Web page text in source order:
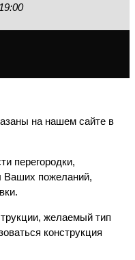
на нашем сайте в
перегородки,
Ваших пожеланий,
желаемый тип
конструкция